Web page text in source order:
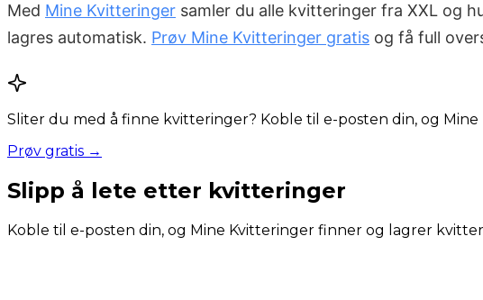
Med Mine Kvitteringer samler du alle kvitteringer fra XXL og
lagres automatisk. Prøv Mine Kvitteringer gratis og få full
Sliter du med å finne kvitteringer? Koble til e-posten din, og
Prøv gratis →
Slipp å lete etter kvitteringer
Koble til e-posten din, og Mine Kvitteringer finner og lagrer